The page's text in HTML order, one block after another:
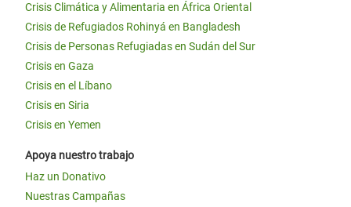
Crisis Climática y Alimentaria en África Oriental
Crisis de Refugiados Rohinyá en Bangladesh
Crisis de Personas Refugiadas en Sudán del Sur
Crisis en Gaza
Crisis en el Líbano
Crisis en Siria
Crisis en Yemen
Apoya nuestro trabajo
Haz un Donativo
Nuestras Campañas